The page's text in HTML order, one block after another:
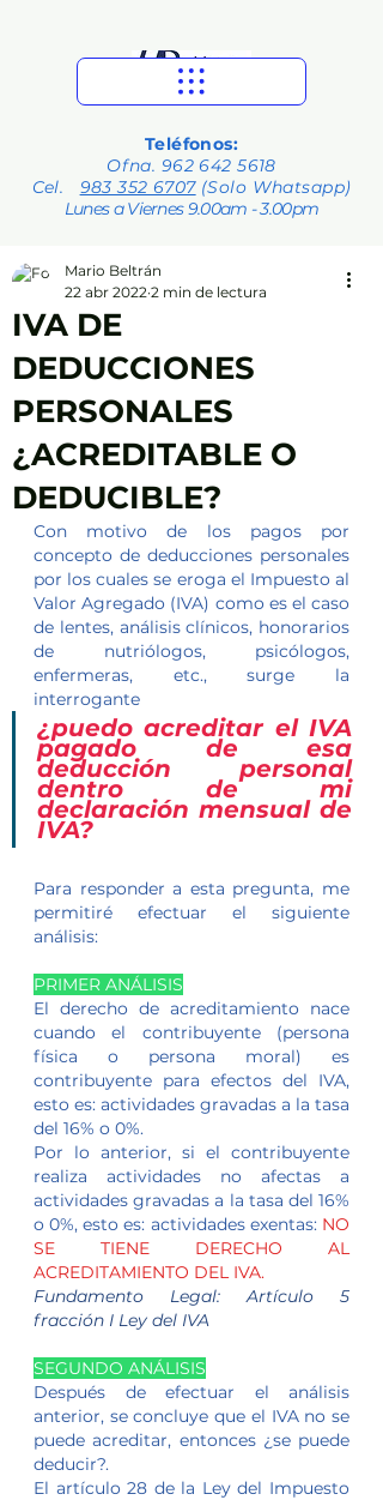
Teléfonos:
Ofna. 962 642 5618
Cel. 983 352 6707(Solo Whatsapp)
Lunes a Viernes 9.00am - 3.00pm
IVA DE
DEDUCCIONES
PERSONALES
¿ACREDITABLE O
DEDUCIBLE?
Mario Beltrán
22 abr 2022 2 min de lectura
Con motivo de los pagos por
concepto de deducciones personales
por los cuales se eroga el Impuesto al
Valor Agregado (IVA) como es el caso
de lentes, análisis clínicos, honorarios
de nutriólogos, psicólogos,
enfermeras, etc., surge la
interrogante
¿puedo acreditar el IVA
pagado de esa
deducción personal
dentro de mi
declaración mensual de
IVA?
Para responder a esta pregunta, me
permitiré efectuar el siguiente
análisis:
PRIMER ANÁLISIS
El derecho de acreditamiento nace
cuando el contribuyente (persona
física o persona moral) es
contribuyente para efectos del IVA,
esto es: actividades gravadas a la tasa
del 16% o 0%.
Por lo anterior, si el contribuyente
realiza actividades no afectas a
actividades gravadas a la tasa del 16%
o 0%, esto es: actividades exentas: NO
SE TIENE DERECHO AL
ACREDITAMIENTO DEL IVA.
Fundamento Legal: Artículo 5
fracción I Ley del IVA
SEGUNDO ANÁLISIS
Después de efectuar el análisis
anterior, se concluye que el IVA no se
puede acreditar, entonces ¿se puede
deducir?.
El artículo 28 de la Ley del Impuesto